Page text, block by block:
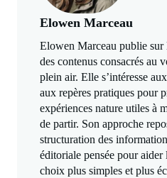
Elowen Marceau
Elowen Marceau publie
des contenus consacrés au
plein air. Elle s’intéresse
aux repères pratiques pour
expériences nature utiles à
de partir. Son approche
structuration des
éditoriale pensée pour aider
choix plus simples et plus